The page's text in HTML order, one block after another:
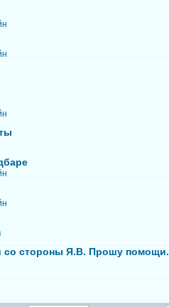
со стороны Я.В. Прошу помощи.